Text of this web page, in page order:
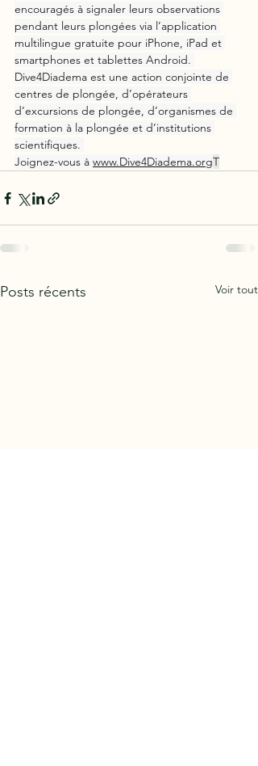
encouragés à signaler leurs observations
pendant leurs plongées via l’application
multilingue gratuite pour iPhone, iPad et
smartphones et tablettes Android.
Dive4Diadema est une action conjointe de
centres de plongée, d’opérateurs
d’excursions de plongée, d’organismes de
formation à la plongée et d’institutions
scientifiques.
Joignez-vous à www.Dive4Diadema.orgT
Posts récents Voir tout